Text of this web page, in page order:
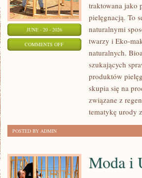
JUNE - 20 - 2026
COMMENTS OFFON
KOSMETYKI
traktowana jako
pielęgnacją. To
naturalnymi
twarzy i Eko-
naturalnych.
szukających
produktów
skupia się na
związane z
tematykę urody
POSTED BY ADMIN
Moda i